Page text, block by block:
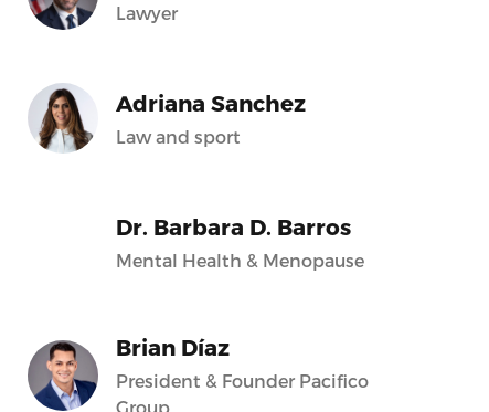
Lawyer
Adriana Sanchez
Law and sport
Dr. Barbara D. Barros
Mental Health & Menopause
Brian Díaz
President & Founder Pacifico
Group